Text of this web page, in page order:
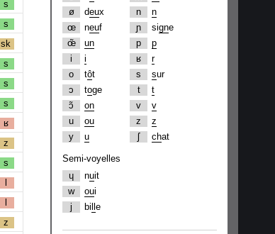
s
s
sk
s
s
s
ʁ
z
s
l
l
z
ø
deux
œ
neuf
œ̃
un
i
i
o
tôt
ɔ
toge
ɔ̃
on
u
ou
y
u
n
n
ɲ
signe
p
p
ʁ
r
s
sur
t
t
v
v
z
z
ʃ
chat
Semi-voyelles
ɥ
nuit
w
oui
j
bi e